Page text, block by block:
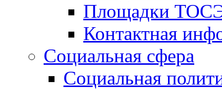
Площадки
Контактная
Социальная сфера
Социальная